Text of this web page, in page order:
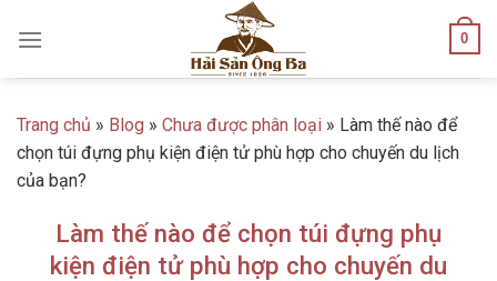
0
Trang chủ » Blog » Chưa được phân loại » Làm thế nào để
chọn túi đựng phụ kiện điện tử phù hợp cho chuyến du lịch
của bạn?
Làm thế nào để chọn túi đựng phụ
kiện điện tử phù hợp cho chuyến du